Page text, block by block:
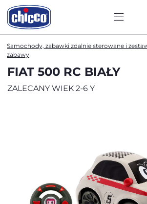
Samochody, zabawki zdalnie sterowane i
zabawy
FIAT 500 RC BIAŁY
ZALECANY WIEK 2-6 Y